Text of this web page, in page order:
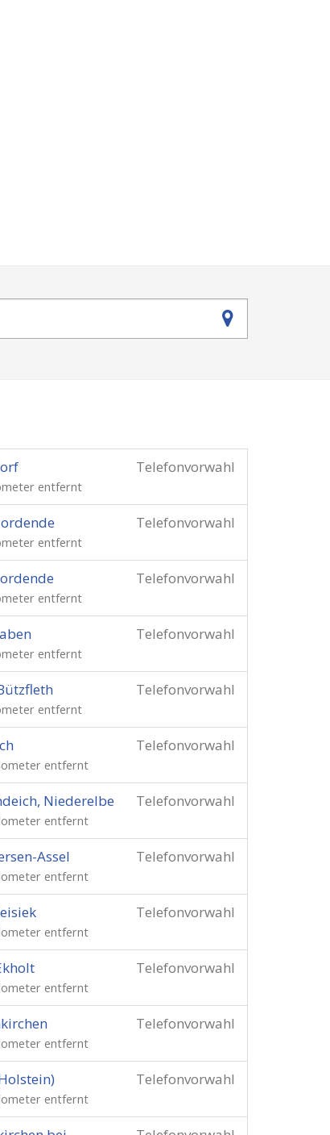
Telefonvorwahl
entfernt
Telefonvorwahl
entfernt
Telefonvorwahl
entfernt
Telefonvorwahl
entfernt
Telefonvorwahl
entfernt
Telefonvorwahl
entfernt
Telefonvorwahl
Niederelbe
entfernt
Telefonvorwahl
Assel
entfernt
Telefonvorwahl
entfernt
Telefonvorwahl
entfernt
Telefonvorwahl
entfernt
Telefonvorwahl
entfernt